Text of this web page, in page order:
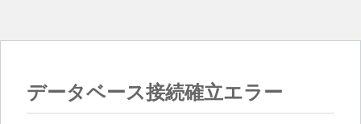
データベース接続確立エラー